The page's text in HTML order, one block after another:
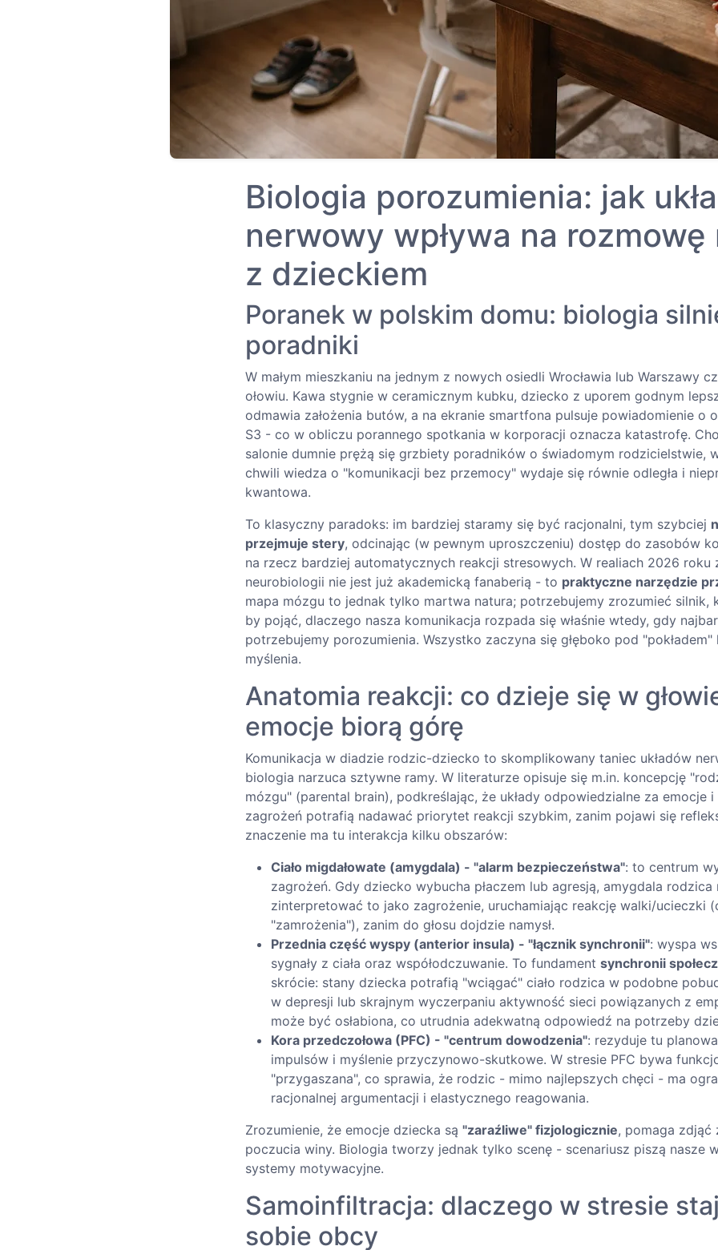
Biologia porozumienia: jak
nerwowy wpływa na
z dzieckiem
Poranek w polskim domu: biologia
poradniki
W małym mieszkaniu na jednym z nowych osiedli Wrocławia lub Warszawy
ołowiu. Kawa stygnie w ceramicznym kubku, dziecko z uporem godnym
odmawia założenia butów, a na ekranie smartfona pulsuje powiadomienie o
S3 - co w obliczu porannego spotkania w korporacji oznacza katastrofę.
salonie dumnie prężą się grzbiety poradników o świadomym rodzicielstwie,
chwili wiedza o "komunikacji bez przemocy" wydaje się równie odległa i
kwantowa.
To klasyczny paradoks: im bardziej staramy się być racjonalni, tym szybciej
przejmuje stery, odcinając (w pewnym uproszczeniu) dostęp do zasobów
na rzecz bardziej automatycznych reakcji stresowych. W realiach 2026 roku
neurobiologii nie jest już akademicką fanaberią - to praktyczne narzędzie
mapa mózgu to jednak tylko martwa natura; potrzebujemy zrozumieć silnik,
by pojąć, dlaczego nasza komunikacja rozpada się właśnie wtedy, gdy
potrzebujemy porozumienia. Wszystko zaczyna się głęboko pod
myślenia.
Anatomia reakcji: co dzieje się w
emocje biorą górę
Komunikacja w diadzie rodzic-dziecko to skomplikowany taniec układów
biologia narzuca sztywne ramy. W literaturze opisuje się m.in. koncepcję
mózgu" (parental brain), podkreślając, że układy odpowiedzialne za emocje
zagrożeń potrafią nadawać priorytet reakcji szybkim, zanim pojawi się
znaczenie ma tu interakcja kilku obszarów:
Ciało migdałowate (amygdala) - "alarm bezpieczeństwa": to centrum
zagrożeń. Gdy dziecko wybucha płaczem lub agresją, amygdala rodzica
zinterpretować to jako zagrożenie, uruchamiając reakcję walki/ucieczki
"zamrożenia"), zanim do głosu dojdzie namysł.
Przednia część wyspy (anterior insula) - "łącznik synchronii": wyspa
sygnały z ciała oraz współodczuwanie. To fundament synchronii
skrócie: stany dziecka potrafią "wciągać" ciało rodzica w podobne
w depresji lub skrajnym wyczerpaniu aktywność sieci powiązanych z
może być osłabiona, co utrudnia adekwatną odpowiedź na potrzeby
Kora przedczołowa (PFC) - "centrum dowodzenia": rezyduje tu
impulsów i myślenie przyczynowo-skutkowe. W stresie PFC bywa
"przygaszana", co sprawia, że rodzic - mimo najlepszych chęci - ma
racjonalnej argumentacji i elastycznego reagowania.
Zrozumienie, że emocje dziecka są "zaraźliwe" fizjologicznie, pomaga zdjąć
poczucia winy. Biologia tworzy jednak tylko scenę - scenariusz piszą nasze
systemy motywacyjne.
Samoinfiltracja: dlaczego w stresie
sobie obcy